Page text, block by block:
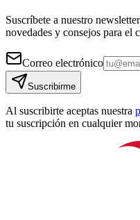
Suscríbete a nuestro
novedades y consejos para el
Correo electrónico
Suscribirme
Al suscribirte aceptas nuestra
tu suscripción en cualquier